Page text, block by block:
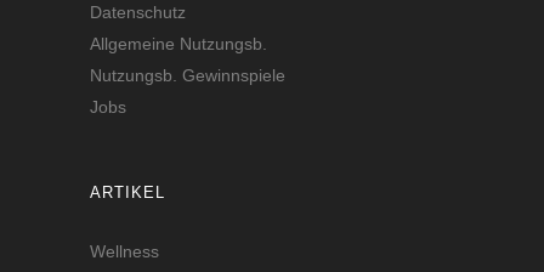
Datenschutz
Allgemeine Nutzungsb.
Nutzungsb. Gewinnspiele
Jobs
ARTIKEL
Wellness